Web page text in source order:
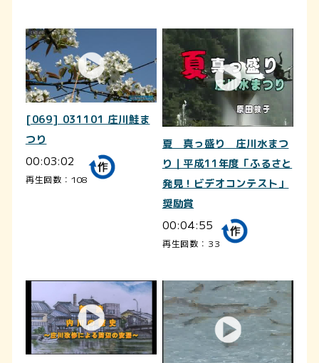
[069] 031101 庄川鮭ま
つり
00:03:02
再生回数：108
夏 真っ盛り 庄川水まつ
り｜平成11年度「ふるさと
発見！ビデオコンテスト」
奨励賞
00:04:55
再生回数：33